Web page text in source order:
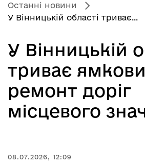
Останні новини
У Вінницькій області триває...
У Вінницькій
триває
ремонт доріг
місцевого
08.07.2026, 12:09